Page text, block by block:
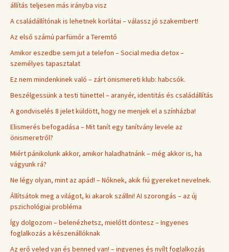
állítás teljesen más irányba visz
A családállítónak is lehetnek korlátai – válassz jó szakembert!
Az első számú parfümőr a Teremtő
Amikor eszedbe sem jut a telefon – Social media detox –
személyes tapasztalat
Ez nem mindenkinek való – zárt önismereti klub: habcsók.
Beszélgessünk a testi tünettel – aranyér, identitás és családállítás
A gondviselés 8 jelet küldött, hogy ne menjek el a színházba!
Elismerés befogadása – Mit tanít egy tanítvány levele az
önismeretről?
Miért pánikolunk akkor, amikor haladhatnánk – még akkor is, ha
vágyunk rá?
Ne légy olyan, mint az apád! – Nőknek, akik fiú gyereket nevelnek.
Állítsátok meg a világot, ki akarok szállni! AI szorongás – az új
pszichológiai probléma
Így dolgozom – belenézhetsz, mielőtt döntesz – Ingyenes
foglalkozás a készenállóknak
Az erő veled van és benned van! – ingyenes és nyílt foglalkozás